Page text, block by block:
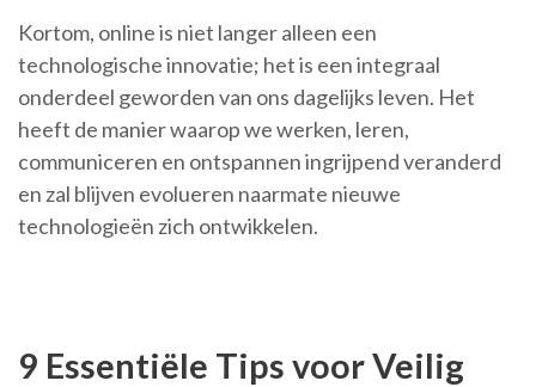
Kortom, online is niet langer alleen een
technologische innovatie; het is een integraal
onderdeel geworden van ons dagelijks leven. Het
heeft de manier waarop we werken, leren,
communiceren en ontspannen ingrijpend veranderd
en zal blijven evolueren naarmate nieuwe
technologieën zich ontwikkelen.
9 Essentiële Tips voor Veilig